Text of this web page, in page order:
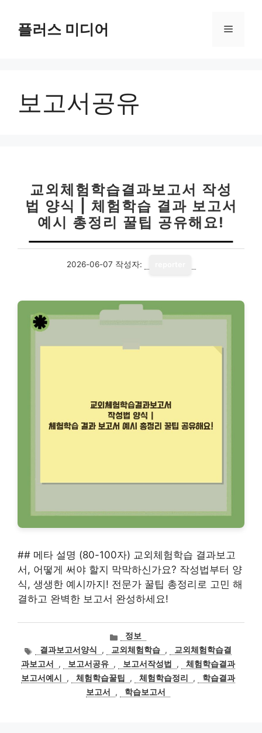
플러스 미디어 메
보고서공유
교외체험학습결과보고서 작성
법 양식 | 체험학습 결과 보고서
예시 총정리 꿀팁 공유해요!
2026-06-07 작성자:
## 메타 설명 (80-100자) 교외체험학습 결과보고
서, 어떻게 써야 할지 막막하신가요? 작성법부터 양
식, 생생한 예시까지! 전문가 꿀팁 총정리로 고민 해
결하고 완벽한 보고서 완성하세요!
카
테
고
리
정보
태
그
결과보고서양식 , 교외체험학습 ,
교외체험학습결
과보고서
, 보고서공유 , 보고서작성법 ,
체험학습결과
보고서예시
, 체험학습꿀팁 , 체험학습정리 ,
학습결과
보고서
, 학습보고서